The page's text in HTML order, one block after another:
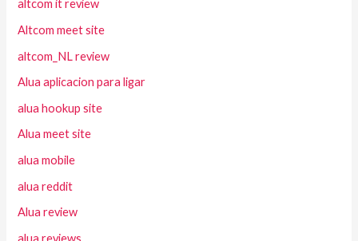
altcom it review
Altcom meet site
altcom_NL review
Alua aplicacion para ligar
alua hookup site
Alua meet site
alua mobile
alua reddit
Alua review
alua reviews